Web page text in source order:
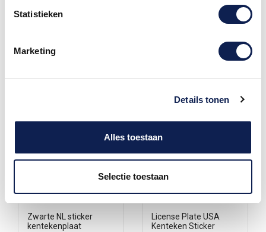
Statistieken
Marketing
Details tonen
Alles toestaan
Selectie toestaan
Zwarte NL sticker
kentekenplaat
License Plate USA
Kenteken Sticker